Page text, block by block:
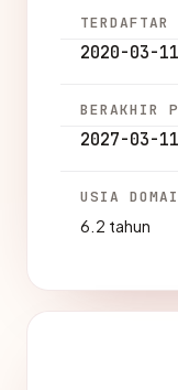
TERDAFTAR
2020-03-11
BERAKHIR
2027-03-11
USIA
6.2 tahun